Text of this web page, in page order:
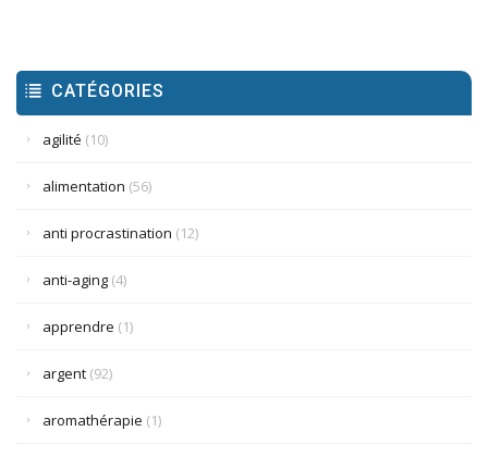
CATÉGORIES
agilité (10)
alimentation (56)
anti procrastination (12)
anti-aging (4)
apprendre (1)
argent (92)
aromathérapie (1)